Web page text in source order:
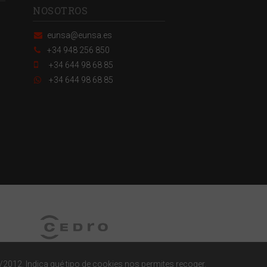
NOSOTROS
eunsa@eunsa.es
+34 948 256 850
+34 644 98 68 85
+34 644 98 68 85
Indica qué tipo de cookies nos permites recoger.